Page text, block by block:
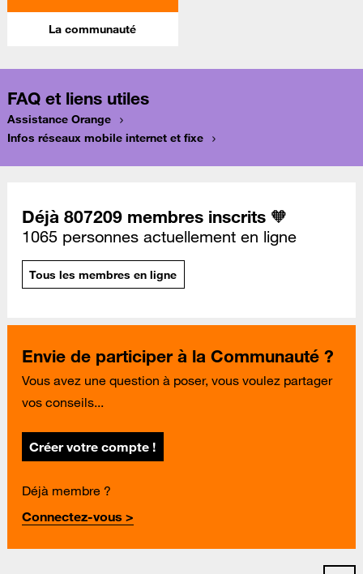
La communauté
FAQ et liens utiles
Assistance Orange
Infos réseaux mobile internet et fixe
Déjà 807209 membres inscrits 🧡
1065 personnes actuellement en ligne
Tous les membres en ligne
Envie de participer à la Communauté ?
Vous avez une question à poser, vous voulez partager
vos conseils...
Créer votre compte !
Déjà membre ?
Connectez-vous >